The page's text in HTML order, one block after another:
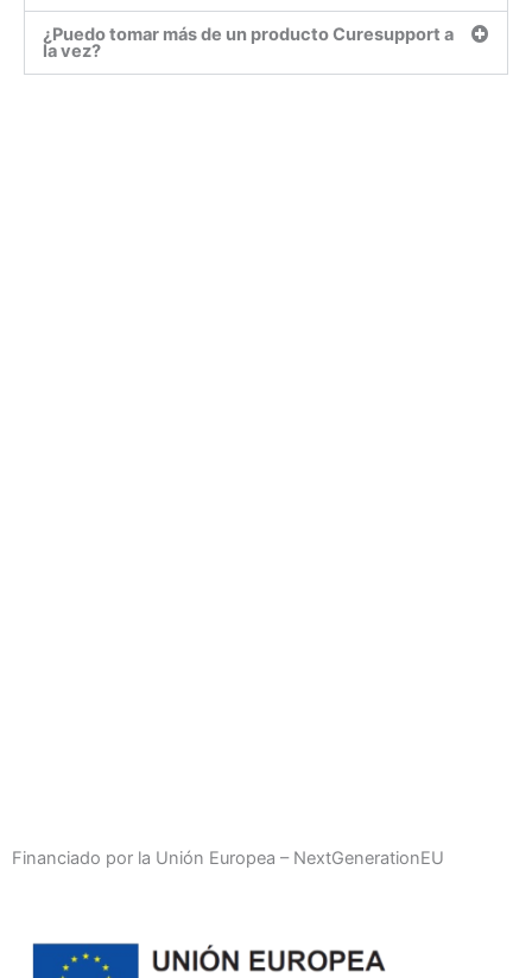
¿Puedo tomar más de un producto Curesupport a
la vez?
Financiado por la Unión Europea – NextGenerationEU